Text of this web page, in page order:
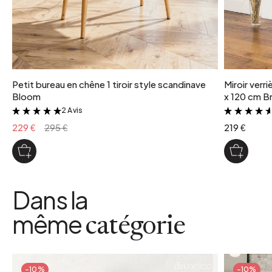
Petit bureau en chêne 1 tiroir style scandinave
Bloom
&
2 Avis
229 € 295 €
Miroir
x 120 cm
219 €
Dans la
mêmecatégorie
-10% -10%